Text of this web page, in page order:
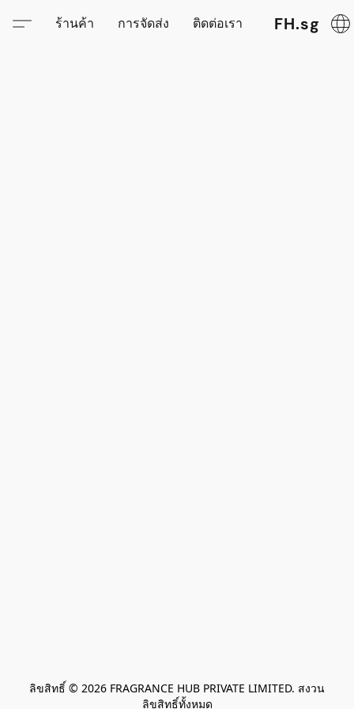
FH.sg
ร้านค้า การจัดส่ง ติดต่อเรา
ลิขสิทธิ์ © 2026 FRAGRANCE HUB PRIVATE LIMITED. สงวน
ลิขสิทธิ์ทั้งหมด